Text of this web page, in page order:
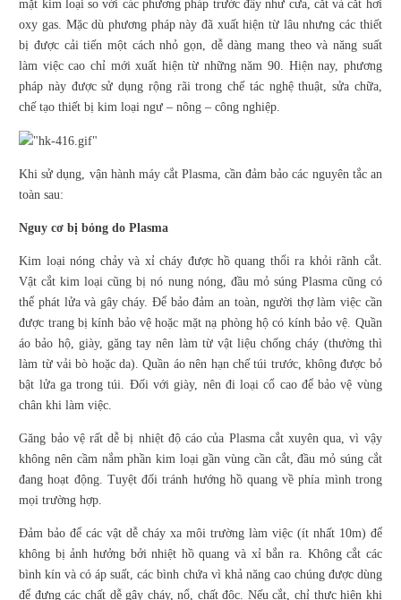
mặt kim loại so với các phương pháp trước đây như cưa, cắt và cắt hơi
oxy gas. Mặc dù phương pháp này đã xuất hiện từ lâu nhưng các thiết
bị được cải tiến một cách nhỏ gọn, dễ dàng mang theo và năng suất
làm việc cao chỉ mới xuất hiện từ những năm 90. Hiện nay, phương
pháp này được sử dụng rộng rãi trong chế tác nghệ thuật, sửa chữa,
chế tạo thiết bị kim loại ngư – nông – công nghiệp.
Khi sử dụng, vận hành máy cắt Plasma, cần đảm bảo các nguyên tắc an
toàn sau:
Nguy cơ bị bỏng do Plasma
Kim loại nóng chảy và xỉ cháy được hồ quang thổi ra khỏi rãnh cắt.
Vật cắt kim loại cũng bị nó nung nóng, đầu mỏ súng Plasma cũng có
thể phát lửa và gây cháy. Để bảo đảm an toàn, người thợ làm việc cần
được trang bị kính bảo vệ hoặc mặt nạ phòng hộ có kính bảo vệ. Quần
áo bảo hộ, giày, găng tay nên làm từ vật liệu chống cháy (thường thì
làm từ vải bò hoặc da). Quần áo nên hạn chế túi trước, không được bỏ
bật lửa ga trong túi. Đối với giày, nên đi loại cổ cao để bảo vệ vùng
chân khi làm việc.
Găng bảo vệ rất dễ bị nhiệt độ cáo của Plasma cắt xuyên qua, vì vậy
không nên cầm nắm phần kim loại gần vùng cần cắt, đầu mỏ súng cắt
đang hoạt động. Tuyệt đối tránh hướng hồ quang về phía mình trong
mọi trường hợp.
Đảm bảo để các vật dễ cháy xa môi trường làm việc (ít nhất 10m) để
không bị ảnh hưởng bởi nhiệt hồ quang và xỉ bắn ra. Không cắt các
bình kín và có áp suất, các bình chứa vì khả năng cao chúng được dùng
để đựng các chất dễ gây cháy, nổ, chất độc. Nếu cắt, chỉ thực hiện khi